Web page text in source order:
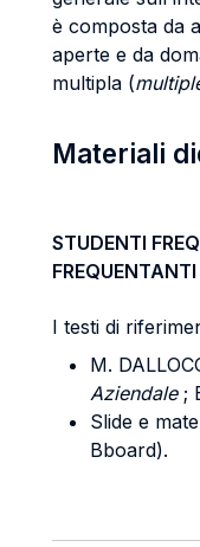
è composta da
aperte e da
multipla (
Materiali
STUDENTI
FREQUENTANTI
I testi di
M.
Aziendale ;
Slide e
Bboard).